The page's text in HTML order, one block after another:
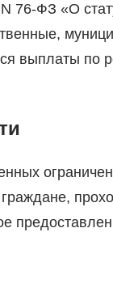
N 76-ФЗ «О
выплаты по